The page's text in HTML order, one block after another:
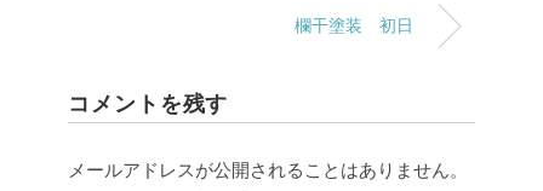
欄干塗装 初日
コメントを残す
メールアドレスが公開されることはありません。